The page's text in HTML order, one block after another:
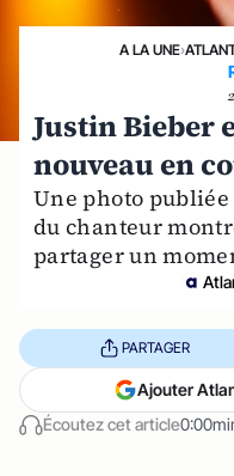
A LA UNE›
Justin Bieber
nouveau en
Une photo
du chanteur
partager un
Écoutez cet article
PARTAGER
Ajouter